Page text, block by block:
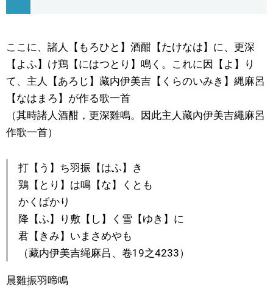
文化
科學技術
生活
運動
娛樂
教育
工作勞動
ここに、諸人【もろひと】酒酣【たけなは】に、更深
【よふ】け鶏【にはつとり】鳴く。これに因【よ】り
て、主人【あろじ】藏内伊美吉【くらのいみき】縄麻呂
【なはまろ】が作る歌一首
（其時諸人酒酣，更深雞鳴。因此主人藏內伊美吉繩麻呂
作歌一首）
打【う】ち羽振【はふ】き
鶏【とり】は鳴【な】くとも
かくばかり
降【ふ】り敷【し】く雪【ゆき】に
君【きみ】いまさめやも
（藏内伊美吉绳麻吕、卷19之4233）
晨雞振羽啼鳴